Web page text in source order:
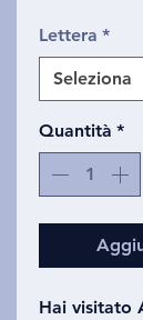
Lettera *
Quantità *
Hai visitato